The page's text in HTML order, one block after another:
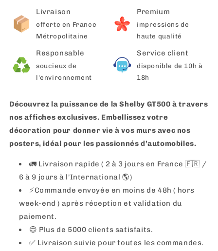
Livraison
offerte en France
Métropolitaine
Premium
impressions de
haute qualité
Responsable
soucieux de
l'environnement
Service client
disponible de 10h à
18h
Découvrez la puissance de la Shelby GT500 à travers
nos affiches exclusives. Embellissez votre
décoration pour donner vie à vos murs avec nos
posters, idéal pour les passionnés d’automobiles.
🚛 Livraison rapide ( 2 à 3 jours en France 🇫🇷 /
6 à 9 jours à l'International 🌎)
⚡️Commande envoyée en moins de 48h ( hors
week-end ) après réception et validation du
paiement.
😍 Plus de 5000 clients satisfaits.
✅ Livraison suivie pour toutes les commandes.